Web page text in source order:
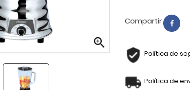

Compartir
Política de
Política de